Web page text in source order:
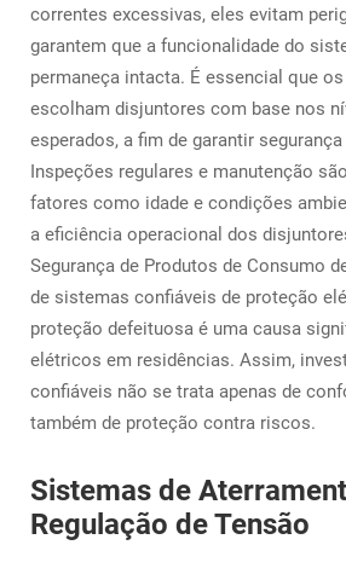
correntes excessivas, eles evitam
garantem que a funcionalidade do
permaneça intacta. É essencial que
escolham disjuntores com base nos
esperados, a fim de garantir
Inspeções regulares e manutenção
fatores como idade e condições
a eficiência operacional dos
Segurança de Produtos de Consumo
de sistemas confiáveis de proteção
proteção defeituosa é uma causa
elétricos em residências. Assim,
confiáveis não se trata apenas de
também de proteção contra riscos.
Sistemas de
Regulação de Tensão